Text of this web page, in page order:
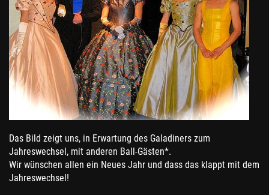
Das Bild zeigt uns, in Erwartung des Galadiners zum
Jahreswechsel, mit anderen Ball-Gästen*.
Wir wünschen allen ein Neues Jahr und dass das klappt mit dem
Jahreswechsel!